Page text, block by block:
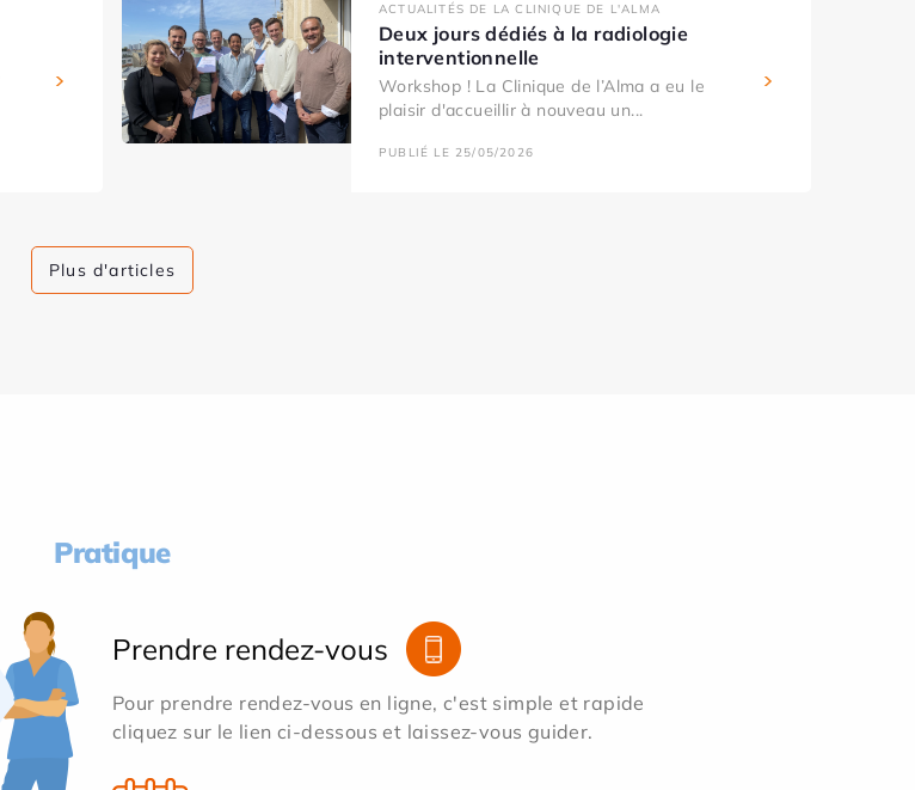
ACTUALITÉS DE LA CLINIQUE DE L'ALMA
Deux jours dédiés à la radiologie
interventionnelle
Workshop ! La Clinique de l’Alma a eu le
plaisir d'accueillir à nouveau un...
PUBLIÉ LE 25/05/2026
Plus d'articles
Pratique
Prendre rendez-vous
Pour prendre rendez-vous en ligne, c'est simple et rapide
cliquez sur le lien ci-dessous et laissez-vous guider.